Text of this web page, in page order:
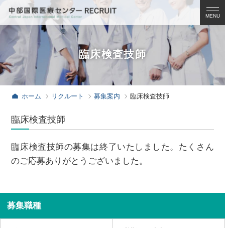
募集案内
病院見学のご案内
看護学生
医学生
専攻医
看護部
お問い合わせ
臨床検査技師
ホーム リクルート 募集案内 臨床検査技師
臨床検査技師
臨床検査技師の募集は終了いたしました。たくさん
のご応募ありがとうございました。
募集職種